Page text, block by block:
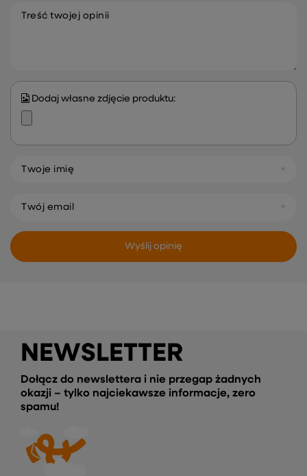
Treść twojej opinii
Dodaj własne zdjęcie produktu:
Twoje imię
Twój email
Wyślij opinię
NEWSLETTER
Dołącz do newslettera i nie przegap żadnych
okazji – tylko najciekawsze informacje, zero
spamu!